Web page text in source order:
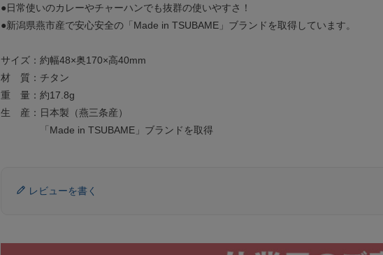
●日常使いのカレーやチャーハンでも抜群の使いやすさ！
●新潟県燕市産で安心安全の「Made in TSUBAME」ブランドを取得しています。
サイズ：約幅48×奥170×高40mm
材 質：チタン
重 量：約17.8g
生 産：日本製（燕三条産）
「Made in TSUBAME」ブランドを取得
レビューを書く